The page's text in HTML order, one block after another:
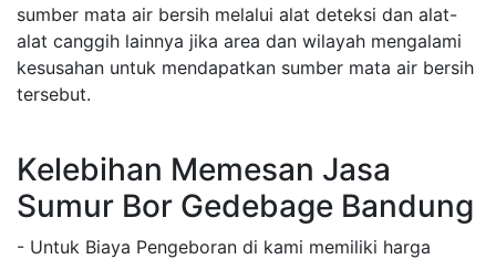
sumber mata air bersih melalui alat deteksi dan alat-
alat canggih lainnya jika area dan wilayah mengalami
kesusahan untuk mendapatkan sumber mata air bersih
tersebut.
Kelebihan Memesan Jasa
Sumur Bor Gedebage Bandung
- Untuk Biaya Pengeboran di kami memiliki harga